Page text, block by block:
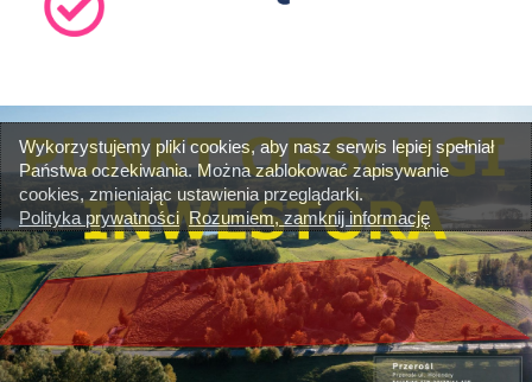
Wykorzystujemy pliki cookies, aby nasz serwis lepiej spełniał
Państwa oczekiwania. Można zablokować zapisywanie
cookies, zmieniając ustawienia przeglądarki.
Polityka prywatności Rozumiem, zamknij informację